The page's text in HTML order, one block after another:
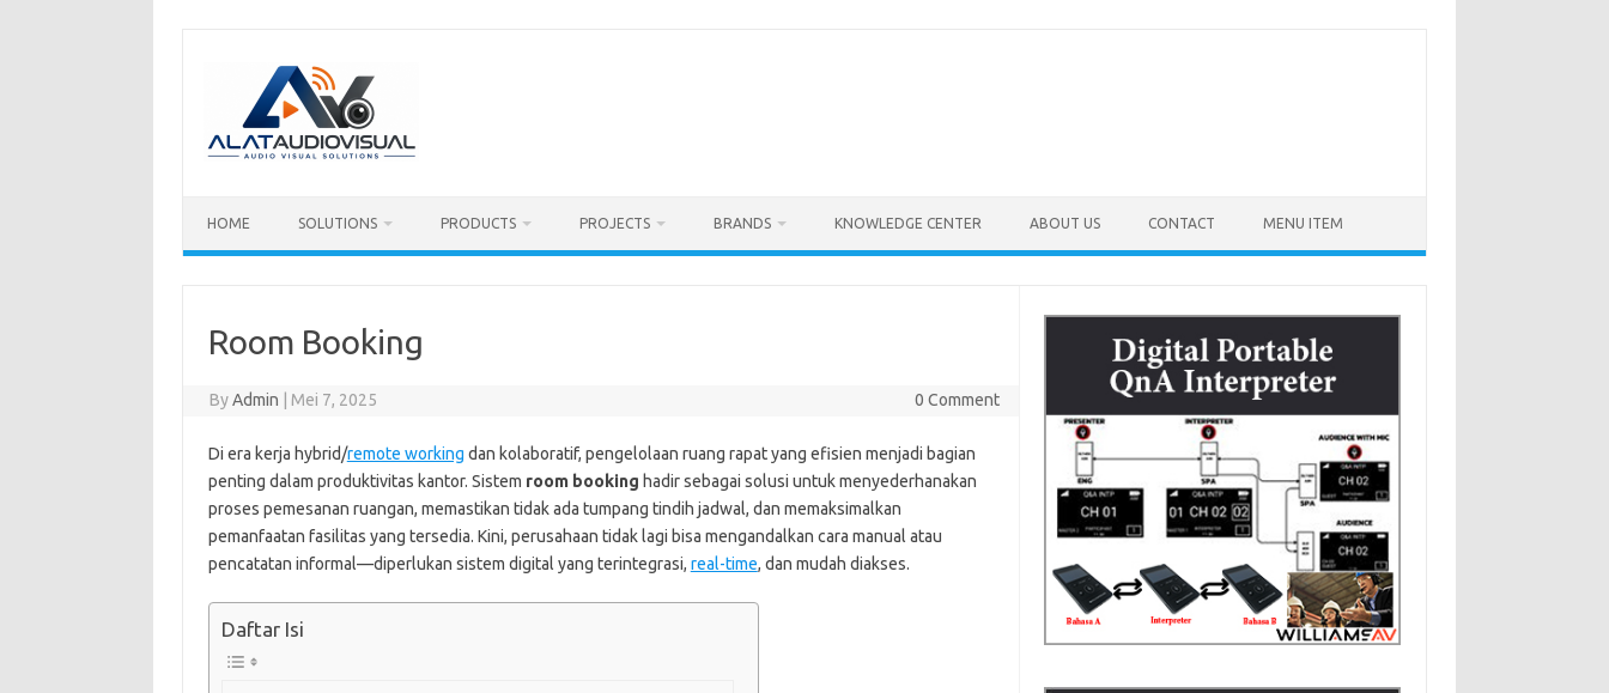
HOME SOLUTIONS PRODUCTS PROJECTS BRANDS KNOWLEDGE CENTER ABOUT US CONTACT MENU ITEM
Room Booking
ByAdmin Mei 7, 2025 0 Comment
Di era kerja hybrid/remote working dan kolaboratif, pengelolaan ruang rapat yang efisien menjadi bagian
penting dalam produktivitas kantor. Sistem room booking hadir sebagai solusi untuk menyederhanakan
proses pemesanan ruangan, memastikan tidak ada tumpang tindih jadwal, dan memaksimalkan
pemanfaatan fasilitas yang tersedia. Kini, perusahaan tidak lagi bisa mengandalkan cara manual atau
pencatatan informal—diperlukan sistem digital yang terintegrasi, real-time, dan mudah diakses.
Daftar Isi